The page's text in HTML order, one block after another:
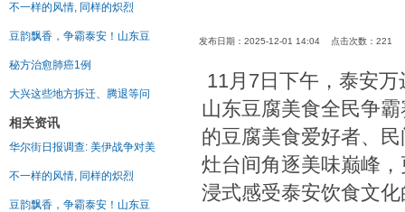
不一样的风情, 同样的炽烈
豆韵飘香，争霸泰安！山东豆
秘方治愈肺癌1例
大兴这些地方拆迁、腾退等问
相关资讯
华尔街日报调查: 美伊战争对美
不一样的风情, 同样的炽烈
豆韵飘香，争霸泰安！山东豆
发布日期：2025-12-01 14:04 点击次数：221
11月7日下午，泰安
山东豆腐美食全民争
的豆腐美食爱好者、
灶台间角逐美味巅峰
浸式感受泰安饮食文